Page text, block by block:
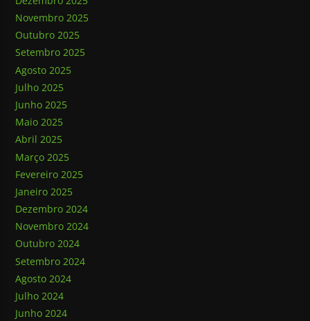
Novembro 2025
Outubro 2025
Setembro 2025
Agosto 2025
Julho 2025
Junho 2025
Maio 2025
Abril 2025
Março 2025
Fevereiro 2025
Janeiro 2025
Dezembro 2024
Novembro 2024
Outubro 2024
Setembro 2024
Agosto 2024
Julho 2024
Junho 2024